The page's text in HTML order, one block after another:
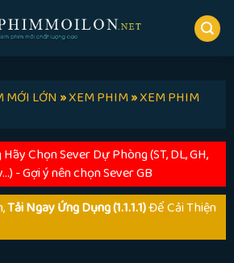
MỚI LỚN»XEM PHIM»XEM PHIM
Chọn Sever Dự Phòng (ST, DL, GH,
- Gợi ý nên chọn Sever GB
Tải Ngay Ứng Dụng (1.1.1.1)Để Cải Thiện